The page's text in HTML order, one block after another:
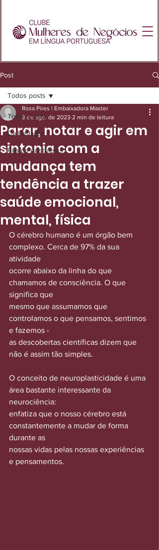
Post
Todos posts
Da Redação
Rijarda Aristóteles
Todos posts
Parar, notar e agir em
sintonia com a
mudança tem
tendência a trazer
saúde emocional,
mental, física
Rosa Pires | Embaixadora Master
8 de ago. de 2023 2 min de leitura
O cérebro humano é um órgão bem
complexo. Cerca de 97% da sua
atividade
ocorre abaixo da linha do que
chamamos de consciência. O que
significa que
mesmo que assumamos que
controlamos o que pensamos, sentimos
e fazemos -
as descobertas científicas dizem que
não é assim tão simples.
O conceito de neuroplasticidade é uma
área bastante interessante da
neurociência:
enfatiza que o nosso cérebro está
constantemente a mudar de forma
durante as
nossas vidas pelas nossas experiências
e pensamentos.